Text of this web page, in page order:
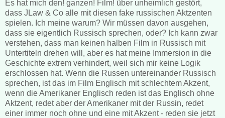
Es hat mich den! ganzen! Film! über unheimlich gestört,
dass JLaw & Co alle mit diesen fake russischen Aktzenten
spielen. Ich meine warum? Wir müssen davon ausgehen,
dass sie eigentlich Russisch sprechen, oder? Ich kann zwar
verstehen, dass man keinen halben Film in Russisch mit
Untertiteln drehen will, aber es hat meine Immersion in die
Geschichte extrem verhindert, weil sich mir keine Logik
erschlossen hat. Wenn die Russen untereinander Russisch
sprechen, ist das im Film Englisch mit schlechtem Akzent,
wenn die Amerikaner Englisch reden ist das Englisch ohne
Aktzent, redet aber der Amerikaner mit der Russin, redet
einer immer noch ohne und eine mit Akzent - reden sie jetzt